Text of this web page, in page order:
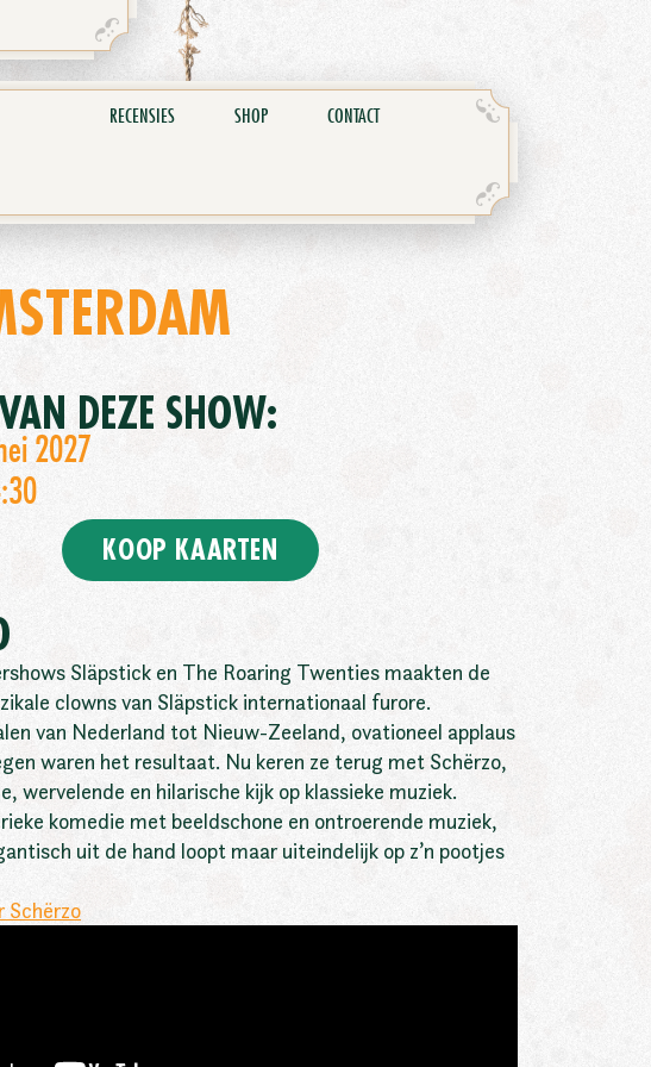
RECENSIES SHOP CONTACT
DEZE SHOW:
2027
KOOP KAARTEN
Släpstick en The Roaring Twenties maakten de
clowns van Släpstick internationaal furore.
van Nederland tot Nieuw-Zeeland, ovationeel applaus
waren het resultaat. Nu keren ze terug met Schërzo,
wervelende en hilarische kijk op klassieke muziek.
komedie met beeldschone en ontroerende muziek,
uit de hand loopt maar uiteindelijk op z’n pootjes
Schërzo